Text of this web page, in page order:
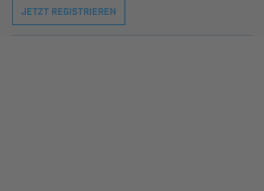
JETZT REGISTRIEREN